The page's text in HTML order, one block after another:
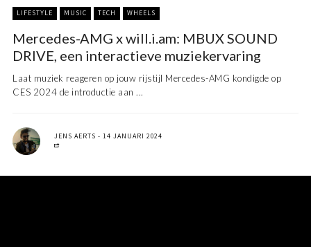
LIFESTYLE MUSIC TECH WHEELS
Mercedes-AMG x will.i.am: MBUX SOUND
DRIVE, een interactieve muziekervaring
Laat muziek reageren op jouw rijstijl Mercedes-AMG kondigde op
CES 2024 de introductie aan ...
JENS AERTS 14 JANUARI 2024